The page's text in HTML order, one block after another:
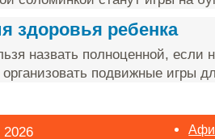
здоровья ребенка
назвать полноценной, если
подвижные игры
2026